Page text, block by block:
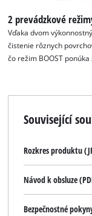
2 prevádzkové
Vďaka dvom
čistenie rôznych
čo režim BOOST
Související
Rozkres produktu
Návod k obsluze
Bezpečnostné